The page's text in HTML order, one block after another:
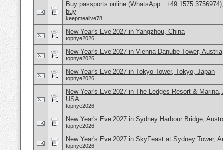
Buy passports online (WhatsApp : +49 1575
buy
keepmealive78
New Year's Eve 2027 in Yangzhou, China
topnye2026
New Year's Eve 2027 in Vienna Danube Tower, Austria
topnye2026
New Year's Eve 2027 in Tokyo Tower, Tokyo, Japan
topnye2026
New Year's Eve 2027 in The Ledges Resort &
USA
topnye2026
New Year's Eve 2027 in Sydney Harbour Bridge,
topnye2026
New Year's Eve 2027 in SkyFeast at Sydney Tower,
topnye2026